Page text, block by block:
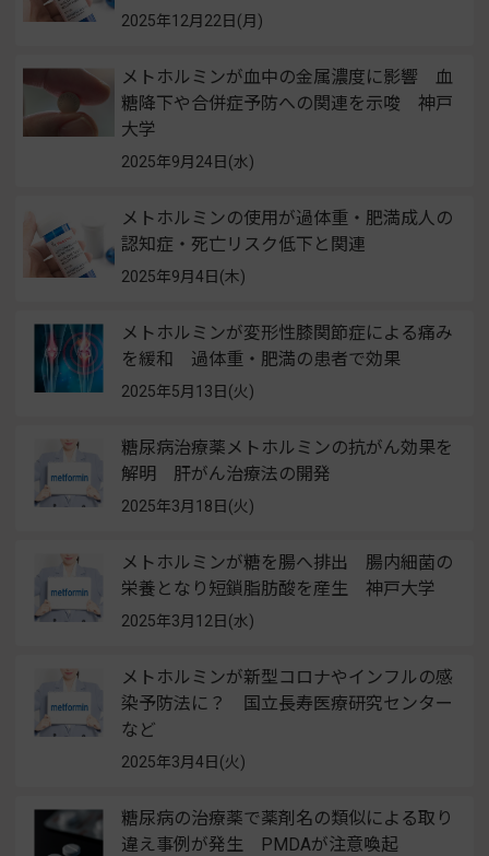
2025年12月22日(月)
メトホルミンが血中の金属濃度に影響 血
糖降下や合併症予防への関連を示唆 神戸
大学
2025年9月24日(水)
メトホルミンの使用が過体重・肥満成人の
認知症・死亡リスク低下と関連
2025年9月4日(木)
メトホルミンが変形性膝関節症による痛み
を緩和 過体重・肥満の患者で効果
2025年5月13日(火)
糖尿病治療薬メトホルミンの抗がん効果を
解明 肝がん治療法の開発
2025年3月18日(火)
メトホルミンが糖を腸へ排出 腸内細菌の
栄養となり短鎖脂肪酸を産生 神戸大学
2025年3月12日(水)
メトホルミンが新型コロナやインフルの感
染予防法に？ 国立長寿医療研究センター
など
2025年3月4日(火)
糖尿病の治療薬で薬剤名の類似による取り
違え事例が発生 PMDAが注意喚起